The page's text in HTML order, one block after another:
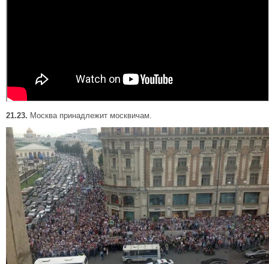
21.23. Москва принадлежит москвичам.